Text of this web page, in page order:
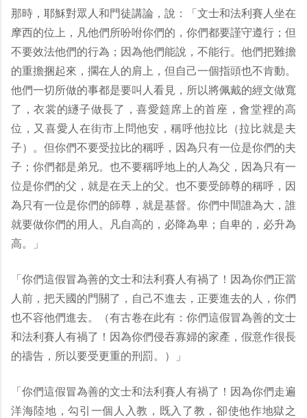
那時，耶穌對眾人和門徒講論，說：「文士和法利賽人坐在
摩西的位上，凡他們所吩咐你們的，你們都要謹守遵行；但
不要效法他們的行為；因為他們能說，不能行。他們把難擔
的重擔捆起來，擱在人的肩上，但自己一個指頭也不肯動。
他們一切所做的事都是要叫人看見，所以將佩戴的經文做寬
了，衣裳的繸子做長了，喜愛筵席上的首座，會堂裡的高
位，又喜愛人在街市上問他安，稱呼他拉比（拉比就是夫
子）。但你們不要受拉比的稱呼，因為只有一位是你們的夫
子；你們都是弟兄。也不要稱呼地上的人為父，因為只有一
位是你們的父，就是在天上的父。也不要受師尊的稱呼，因
為只有一位是你們的師尊，就是基督。你們中間誰為大，誰
就要做你們的用人。凡自高的，必降為卑；自卑的，必升為
高。」
「你們這假冒為善的文士和法利賽人有禍了！因為你們正當
人前，把天國的門關了，自己不進去，正要進去的人，你們
也不容他們進去。（有古卷在此有：你們這假冒為善的文士
和法利賽人有禍了！因為你們侵吞寡婦的家產，假意作很長
的禱告，所以要受更重的刑罰。）」
「你們這假冒為善的文士和法利賽人有禍了！因為你們走遍
洋海陸地，勾引一個人入教，既入了教，卻使他作地獄之